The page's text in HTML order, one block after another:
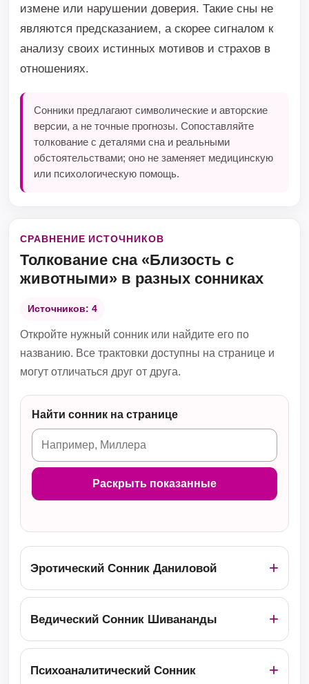
измене или нарушении доверия. Такие сны не
являются предсказанием, а скорее сигналом к
анализу своих истинных мотивов и страхов в
отношениях.
Сонники предлагают символические и авторские
версии, а не точные прогнозы. Сопоставляйте
толкование с деталями сна и реальными
обстоятельствами; оно не заменяет медицинскую
или психологическую помощь.
СРАВНЕНИЕ ИСТОЧНИКОВ
Толкование сна «Близость с
животными» в разных сонниках
Источников: 4
Откройте нужный сонник или найдите его по
названию. Все трактовки доступны на странице и
могут отличаться друг от друга.
Найти сонник на странице
Раскрыть показанные
Эротический Сонник Даниловой
Ведический Сонник Шивананды
Психоаналитический Сонник